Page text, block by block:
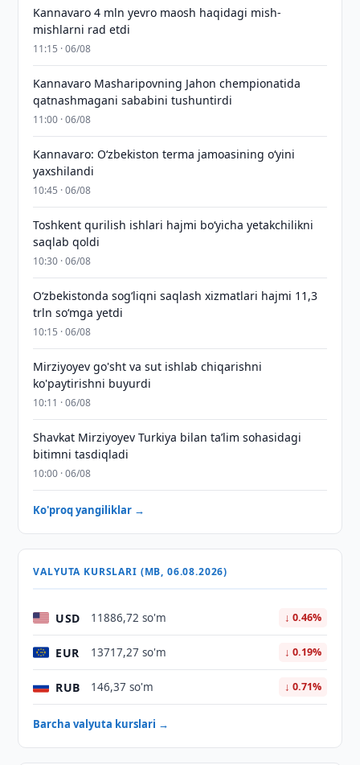
Kannavaro 4 mln yevro maosh haqidagi mish-
mishlarni rad etdi
11:15 · 06/08
Kannavaro Masharipovning Jahon chempionatida
qatnashmagani sababini tushuntirdi
11:00 · 06/08
Kannavaro: O‘zbekiston terma jamoasining o‘yini
yaxshilandi
10:45 · 06/08
Toshkent qurilish ishlari hajmi bo‘yicha yetakchilikni
saqlab qoldi
10:30 · 06/08
O‘zbekistonda sog‘liqni saqlash xizmatlari hajmi 11,3
trln so‘mga yetdi
10:15 · 06/08
Mirziyoyev go'sht va sut ishlab chiqarishni
ko'paytirishni buyurdi
10:11 · 06/08
Shavkat Mirziyoyev Turkiya bilan taʼlim sohasidagi
bitimni tasdiqladi
10:00 · 06/08
Ko'proq yangiliklar →
VALYUTA KURSLARI (MB, 06.08.2026)
USD 11886,72 so'm ↓ 0.46%
EUR 13717,27 so'm ↓ 0.19%
RUB 146,37 so'm ↓ 0.71%
Barcha valyuta kurslari →